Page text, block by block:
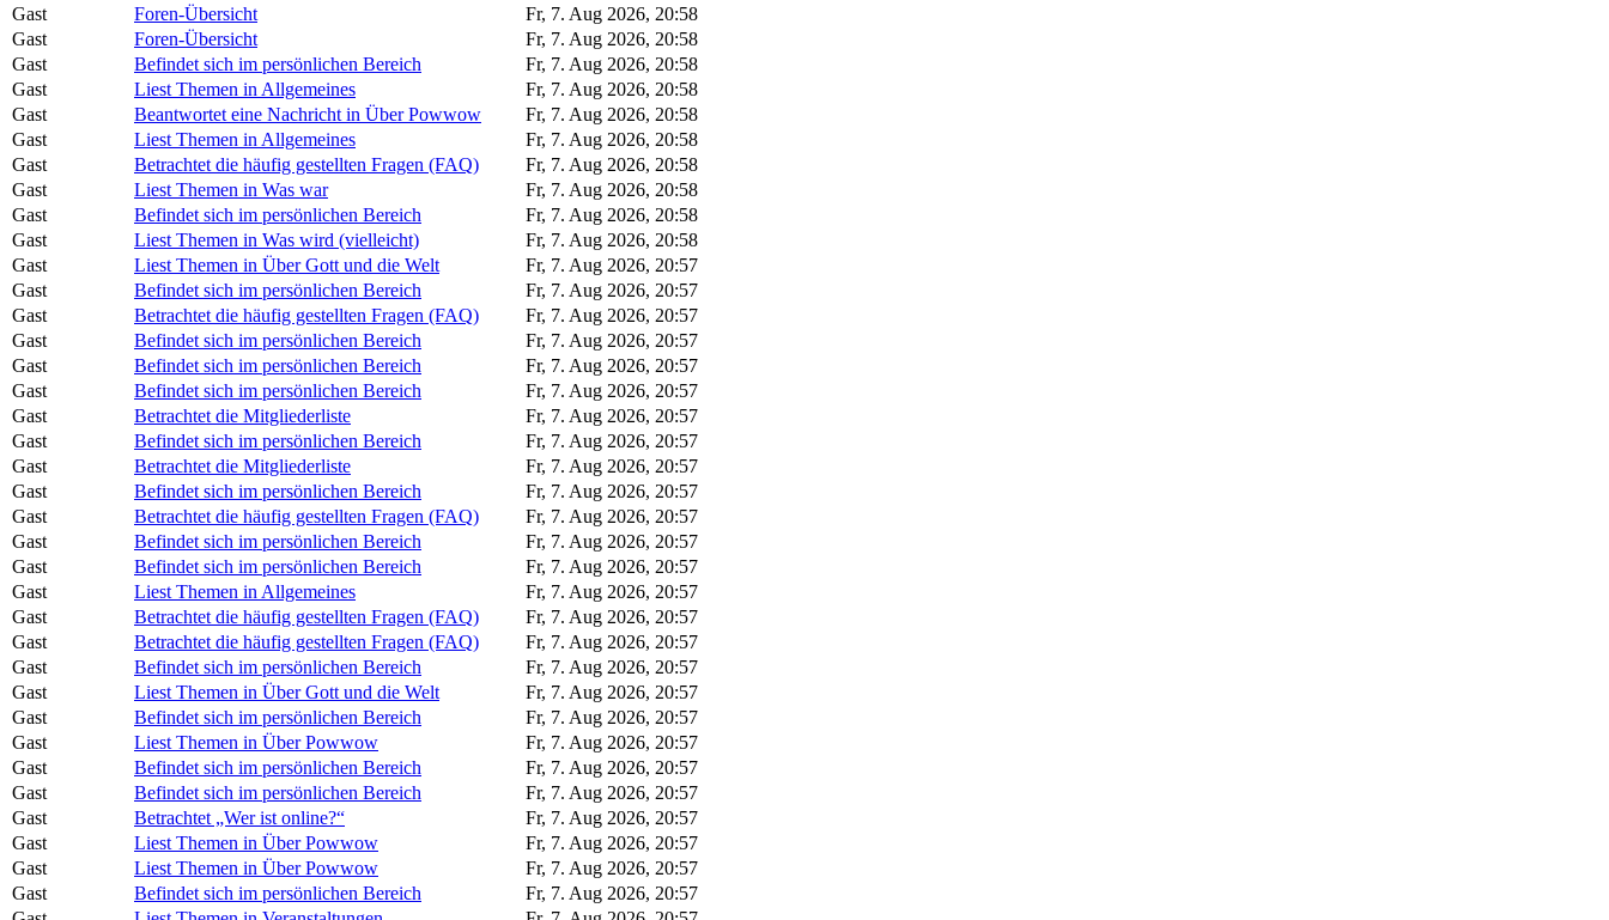
Gast
Foren-Übersicht
Fr, 7. Aug 2026, 20:58
Gast
Foren-Übersicht
Fr, 7. Aug 2026, 20:58
Gast
Befindet sich im persönlichen Bereich
Fr, 7. Aug 2026, 20:58
Gast
Liest Themen in Allgemeines
Fr, 7. Aug 2026, 20:58
Gast
Beantwortet eine Nachricht in Über Powwow
Fr, 7. Aug 2026, 20:58
Gast
Liest Themen in Allgemeines
Fr, 7. Aug 2026, 20:58
Gast
Betrachtet die häufig gestellten Fragen (FAQ)
Fr, 7. Aug 2026, 20:58
Gast
Liest Themen in Was war
Fr, 7. Aug 2026, 20:58
Gast
Befindet sich im persönlichen Bereich
Fr, 7. Aug 2026, 20:58
Gast
Liest Themen in Was wird (vielleicht)
Fr, 7. Aug 2026, 20:58
Gast
Liest Themen in Über Gott und die Welt
Fr, 7. Aug 2026, 20:57
Gast
Befindet sich im persönlichen Bereich
Fr, 7. Aug 2026, 20:57
Gast
Betrachtet die häufig gestellten Fragen (FAQ)
Fr, 7. Aug 2026, 20:57
Gast
Befindet sich im persönlichen Bereich
Fr, 7. Aug 2026, 20:57
Gast
Befindet sich im persönlichen Bereich
Fr, 7. Aug 2026, 20:57
Gast
Befindet sich im persönlichen Bereich
Fr, 7. Aug 2026, 20:57
Gast
Betrachtet die Mitgliederliste
Fr, 7. Aug 2026, 20:57
Gast
Befindet sich im persönlichen Bereich
Fr, 7. Aug 2026, 20:57
Gast
Betrachtet die Mitgliederliste
Fr, 7. Aug 2026, 20:57
Gast
Befindet sich im persönlichen Bereich
Fr, 7. Aug 2026, 20:57
Gast
Betrachtet die häufig gestellten Fragen (FAQ)
Fr, 7. Aug 2026, 20:57
Gast
Befindet sich im persönlichen Bereich
Fr, 7. Aug 2026, 20:57
Gast
Befindet sich im persönlichen Bereich
Fr, 7. Aug 2026, 20:57
Gast
Liest Themen in Allgemeines
Fr, 7. Aug 2026, 20:57
Gast
Betrachtet die häufig gestellten Fragen (FAQ)
Fr, 7. Aug 2026, 20:57
Gast
Betrachtet die häufig gestellten Fragen (FAQ)
Fr, 7. Aug 2026, 20:57
Gast
Befindet sich im persönlichen Bereich
Fr, 7. Aug 2026, 20:57
Gast
Liest Themen in Über Gott und die Welt
Fr, 7. Aug 2026, 20:57
Gast
Befindet sich im persönlichen Bereich
Fr, 7. Aug 2026, 20:57
Gast
Liest Themen in Über Powwow
Fr, 7. Aug 2026, 20:57
Gast
Befindet sich im persönlichen Bereich
Fr, 7. Aug 2026, 20:57
Gast
Befindet sich im persönlichen Bereich
Fr, 7. Aug 2026, 20:57
Gast
Betrachtet „Wer ist online?“
Fr, 7. Aug 2026, 20:57
Gast
Liest Themen in Über Powwow
Fr, 7. Aug 2026, 20:57
Gast
Liest Themen in Über Powwow
Fr, 7. Aug 2026, 20:57
Gast
Befindet sich im persönlichen Bereich
Fr, 7. Aug 2026, 20:57